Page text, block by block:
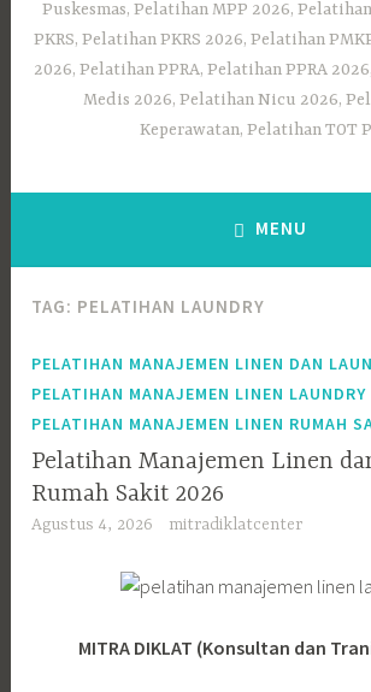
Puskesmas, Pelatihan MPP 2026,
PKRS, Pelatihan PKRS 2026, Pelatihan
2026, Pelatihan PPRA, Pelatihan PPRA
Medis 2026, Pelatihan Nicu 2026,
Keperawatan, Pelatihan TOT
MENU
TAG: PELATIHAN LAUNDRY
PELATIHAN MANAJEMEN LINEN DAN
PELATIHAN MANAJEMEN LINEN
PELATIHAN MANAJEMEN LINEN RUMAH
Pelatihan Manajemen Linen
Rumah Sakit 2026
Agustus 4, 2026 mitradiklatcenter
MITRA DIKLAT (Konsultan dan